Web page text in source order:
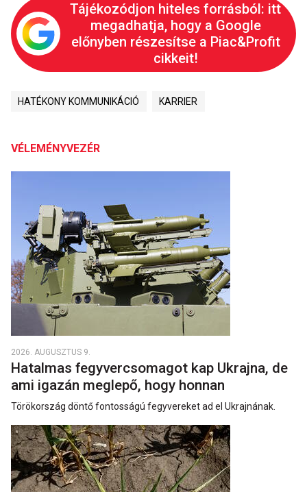
Tájékozódjon hiteles forrásból: itt
megadhatja, hogy a Google
előnyben részesítse a Piac&Profit
cikkeit!
HATÉKONY KOMMUNIKÁCIÓ KARRIER
VÉLEMÉNYVEZÉR
2026. AUGUSZTUS 9.
Hatalmas fegyvercsomagot kap Ukrajna, de
ami igazán meglepő, hogy honnan
Törökország döntő fontosságú fegyvereket ad el Ukrajnának.